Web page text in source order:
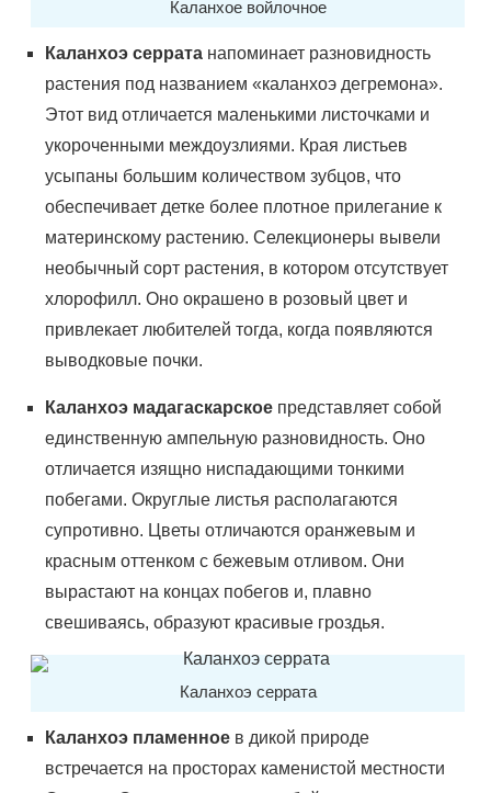
Каланхое войлочное
Каланхоэ серрата напоминает разновидность
растения под названием «каланхоэ дегремона».
Этот вид отличается маленькими листочками и
укороченными междоузлиями. Края листьев
усыпаны большим количеством зубцов, что
обеспечивает детке более плотное прилегание к
материнскому растению. Селекционеры вывели
необычный сорт растения, в котором отсутствует
хлорофилл. Оно окрашено в розовый цвет и
привлекает любителей тогда, когда появляются
выводковые почки.
Каланхоэ мадагаскарское представляет собой
единственную ампельную разновидность. Оно
отличается изящно ниспадающими тонкими
побегами. Округлые листья располагаются
супротивно. Цветы отличаются оранжевым и
красным оттенком с бежевым отливом. Они
вырастают на концах побегов и, плавно
свешиваясь, образуют красивые гроздья.
Каланхоэ серрата
Каланхоэ пламенное в дикой природе
встречается на просторах каменистой местности